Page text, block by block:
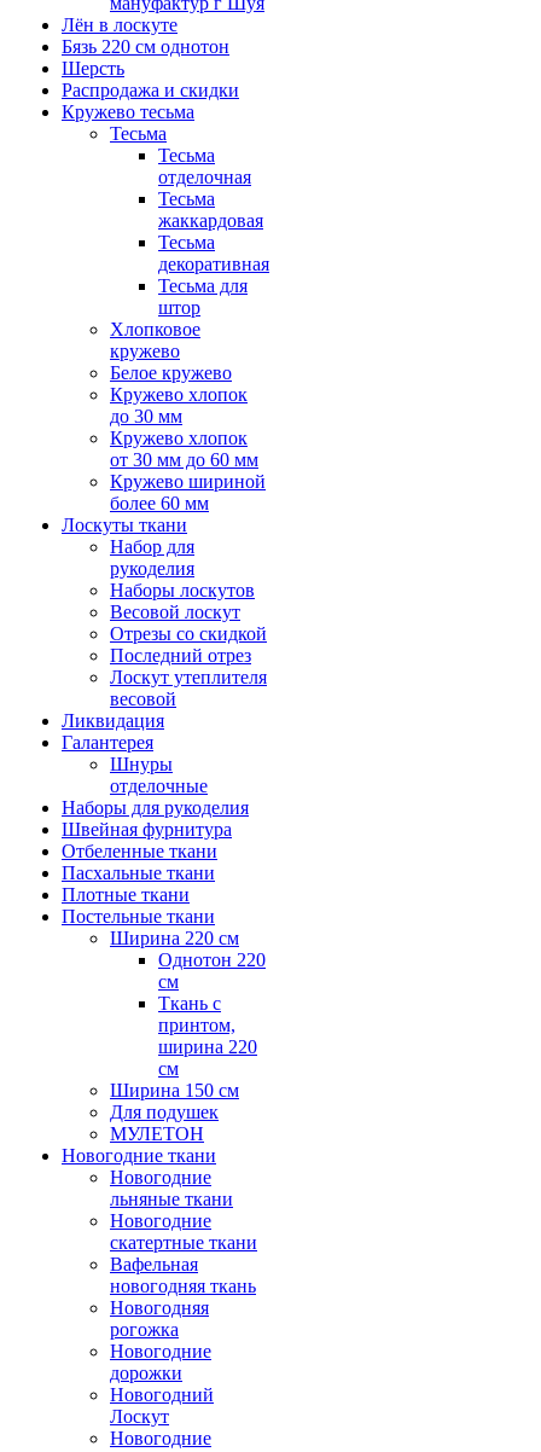
Лён в лоскуте
Бязь 220 см однотон
Шерсть
Распродажа и скидки
Кружево тесьма
Тесьма
Тесьма
отделочная
Тесьма
жаккардовая
Тесьма
декоративная
Тесьма для
штор
Хлопковое
кружево
Белое кружево
Кружево хлопок
до 30 мм
Кружево хлопок
от 30 мм до 60 мм
Кружево шириной
более 60 мм
Лоскуты ткани
Набор для
рукоделия
Наборы лоскутов
Весовой лоскут
Отрезы со скидкой
Последний отрез
Лоскут утеплителя
весовой
Ликвидация
Галантерея
Шнуры
отделочные
Наборы для рукоделия
Швейная фурнитура
Отбеленные ткани
Пасхальные ткани
Плотные ткани
Постельные ткани
Ширина 220 см
Однотон 220
см
Ткань с
принтом,
ширина 220
см
Ширина 150 см
Для подушек
МУЛЕТОН
Новогодние ткани
Новогодние
льняные ткани
Новогодние
скатертные ткани
Вафельная
новогодняя ткань
Новогодняя
рогожка
Новогодние
дорожки
Новогодний
Лоскут
Новогодние